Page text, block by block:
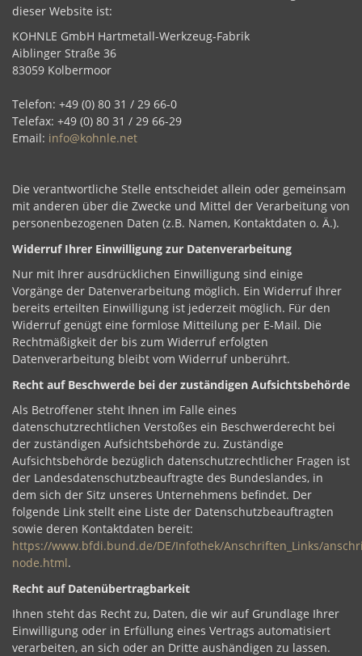
dieser Website ist:
KOHNLE GmbH Hartmetall-Werkzeug-Fabrik
Aiblinger Straße 36
83059 Kolbermoor
Telefon: +49 (0) 80 31 / 29 66-0
Telefax: +49 (0) 80 31 / 29 66-29
Email: info@kohnle.net
Die verantwortliche Stelle entscheidet allein oder gemeinsam
mit anderen über die Zwecke und Mittel der Verarbeitung von
personenbezogenen Daten (z.B. Namen, Kontaktdaten o. Ä.).
Widerruf Ihrer Einwilligung zur Datenverarbeitung
Nur mit Ihrer ausdrücklichen Einwilligung sind einige
Vorgänge der Datenverarbeitung möglich. Ein Widerruf Ihrer
bereits erteilten Einwilligung ist jederzeit möglich. Für den
Widerruf genügt eine formlose Mitteilung per E-Mail. Die
Rechtmäßigkeit der bis zum Widerruf erfolgten
Datenverarbeitung bleibt vom Widerruf unberührt.
Recht auf Beschwerde bei der zuständigen Aufsichtsbehörde
Als Betroffener steht Ihnen im Falle eines
datenschutzrechtlichen Verstoßes ein Beschwerderecht bei
der zuständigen Aufsichtsbehörde zu. Zuständige
Aufsichtsbehörde bezüglich datenschutzrechtlicher Fragen ist
der Landesdatenschutzbeauftragte des Bundeslandes, in
dem sich der Sitz unseres Unternehmens befindet. Der
folgende Link stellt eine Liste der Datenschutzbeauftragten
sowie deren Kontaktdaten bereit:
https://www.bfdi.bund.de/DE/Infothek/Anschriften_Links/
node.html.
Recht auf Datenübertragbarkeit
Ihnen steht das Recht zu, Daten, die wir auf Grundlage Ihrer
Einwilligung oder in Erfüllung eines Vertrags automatisiert
verarbeiten, an sich oder an Dritte aushändigen zu lassen.